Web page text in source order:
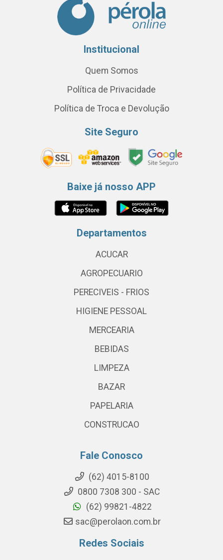
Institucional
Quem Somos
Política de Privacidade
Política de Troca e Devolução
Site Seguro
Baixe já nosso APP
Departamentos
ACUCAR
AGROPECUARIO
PERECIVEIS - FRIOS
HIGIENE PESSOAL
MERCEARIA
BEBIDAS
LIMPEZA
BAZAR
PAPELARIA
CONSTRUCAO
Fale Conosco
(62) 4015-8100
0800 7308 300 - SAC
(62) 99821-4822
sac@perolaon.com.br
Redes Sociais